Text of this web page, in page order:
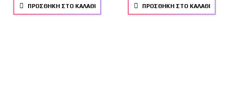
ΠΡΟΣΘΉΚΗ ΣΤΟ ΚΑΛΆΘΙ ΠΡΟΣΘΉΚΗ ΣΤΟ ΚΑΛΆΘΙ